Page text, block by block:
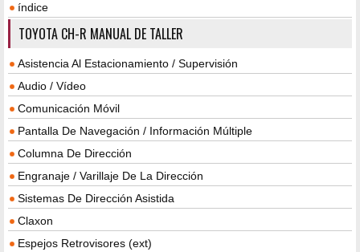
índice
TOYOTA CH-R MANUAL DE TALLER
Asistencia Al Estacionamiento / Supervisión
Audio / Vídeo
Comunicación Móvil
Pantalla De Navegación / Información Múltiple
Columna De Dirección
Engranaje / Varillaje De La Dirección
Sistemas De Dirección Asistida
Claxon
Espejos Retrovisores (ext)